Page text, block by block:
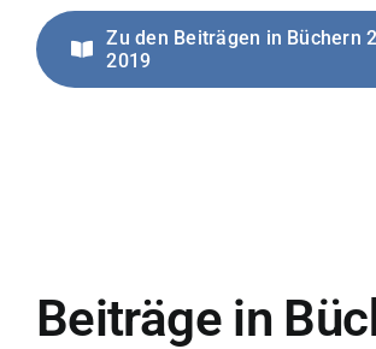
Zu den Beiträgen in Büchern
2019
Beiträge in